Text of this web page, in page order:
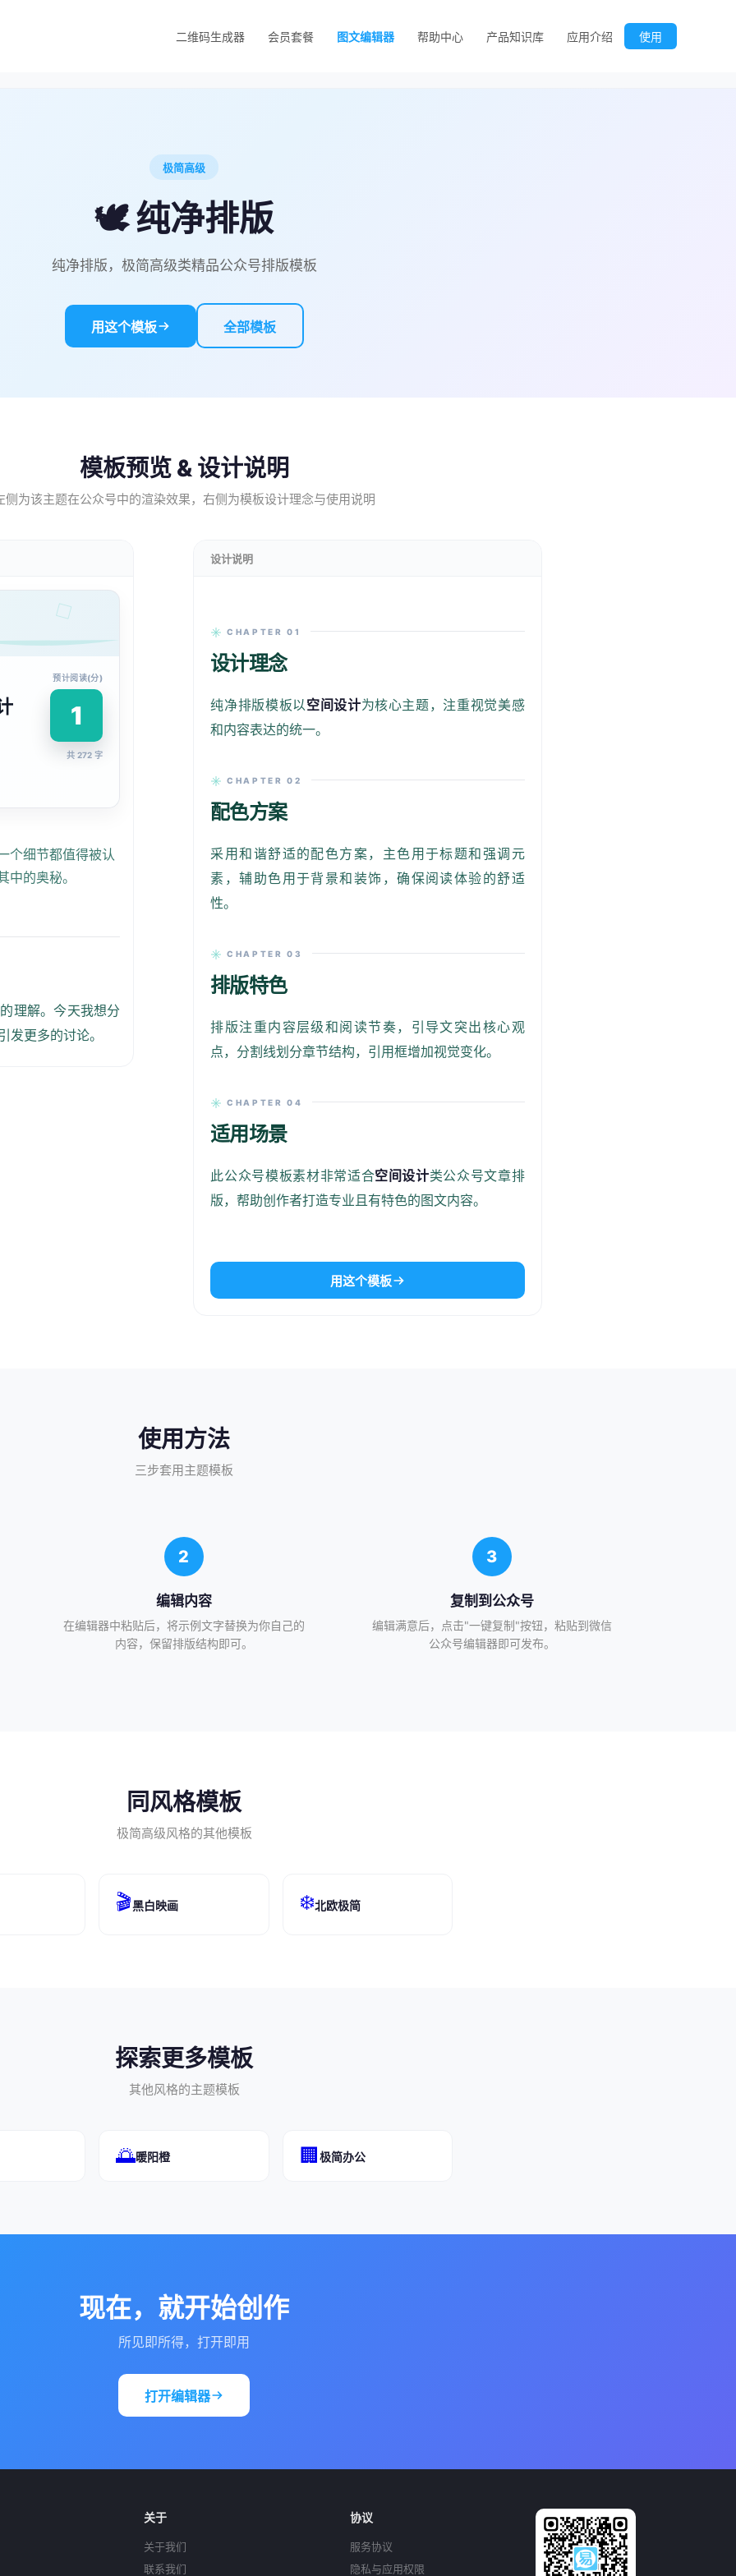
二维码生成器 会员套餐 图文编辑器 帮助中心 产品知识库 应用介绍 使用
极简高级
🕊 纯净排版
纯净排版，极简高级类精品公众号排版模板
用这个模板 全部模板
模板预览 & 设计说明
侧为该主题在公众号中的渲染效果，右侧为模板设计理念与使用说明
预计阅读(分)
1
共 272 字
个细节都值得被认
中的奥秘。
理解。今天我想分
发更多的讨论。
设计说明
CHAPTER 01
设计理念
纯净排版模板以空间设计为核心主题，注重视觉美感
和内容表达的统一。
CHAPTER 02
配色方案
采用和谐舒适的配色方案，主色用于标题和强调元
素，辅助色用于背景和装饰，确保阅读体验的舒适
性。
CHAPTER 03
排版特色
排版注重内容层级和阅读节奏，引导文突出核心观
点，分割线划分章节结构，引用框增加视觉变化。
CHAPTER 04
适用场景
此公众号模板素材非常适合空间设计类公众号文章排
版，帮助创作者打造专业且有特色的图文内容。
用这个模板
使用方法
三步套用主题模板
2
编辑内容
在编辑器中粘贴后，将示例文字替换为你自己的
内容，保留排版结构即可。
3
复制到公众号
编辑满意后，点击"一键复制"按钮，粘贴到微信
公众号编辑器即可发布。
同风格模板
极简高级风格的其他模板
🎬黑白映画 ❄️北欧极简
探索更多模板
其他风格的主题模板
🌅暖阳橙 🏢 极简办公
现在，就开始创作
所见即所得，打开即用
打开编辑器
关于
关于我们
联系我们
协议
服务协议
隐私与应用权限